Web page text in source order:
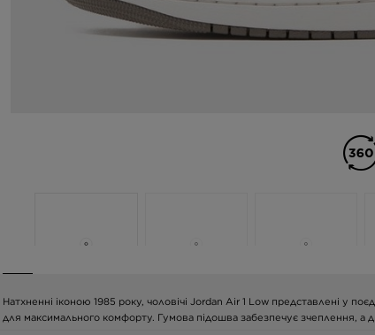
Натхненні іконою 1985 року, чоловічі Jordan Air 1 Low представлені у
для максимального комфорту. Гумова підошва забезпечує зчеплення, а